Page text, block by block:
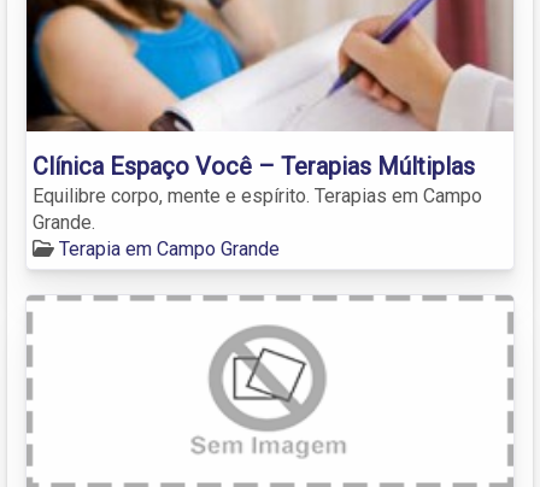
Clínica Espaço Você – Terapias Múltiplas
Equilibre corpo, mente e espírito. Terapias em Campo
Grande.
Terapia em Campo Grande